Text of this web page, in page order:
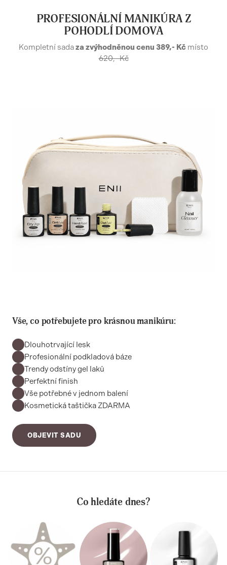
PROFESIONÁLNÍ MANIKÚRA Z
POHODLÍ DOMOVA
Kompletní sadaza zvýhodněnou cenu 389,- Kč místo
620,- Kč
Vše, co potřebujete pro krásnou manikúru:
Dlouhotrvající lesk
Profesionální podkladová báze
Trendy odstíny gel laků
Perfektní finish
Vše potřebné v jednom balení
Kosmetická taštička ZDARMA
OBJEVIT SADU
Co hledáte dnes?